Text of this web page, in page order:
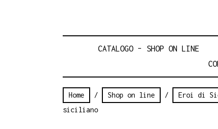
CATALOGO – SHOP ON LINE
Home / Shop on line / Eroi di
siciliano